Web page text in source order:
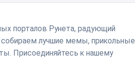
порталов Рунета, радующий
лучшие мемы, прикольные
Присоединяйтесь к нашему